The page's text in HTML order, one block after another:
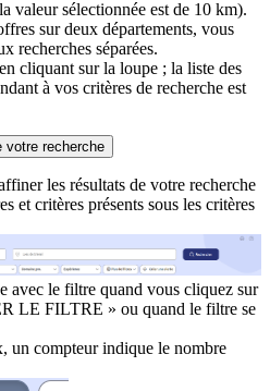
valeur sélectionnée est de 10 km).
sur deux départements, vous
recherches séparées.
cliquant sur la loupe ; la liste des
à vos critères de recherche est
votre recherche
les résultats de votre recherche
et critères présents sous les critères
avec le filtre quand vous cliquez sur
LE FILTRE » ou quand le filtre se
un compteur indique le nombre